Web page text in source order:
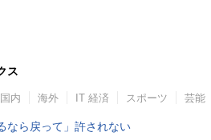
ス
国内 海外 IT 経済 スポーツ 芸能
なら戻って」許されない